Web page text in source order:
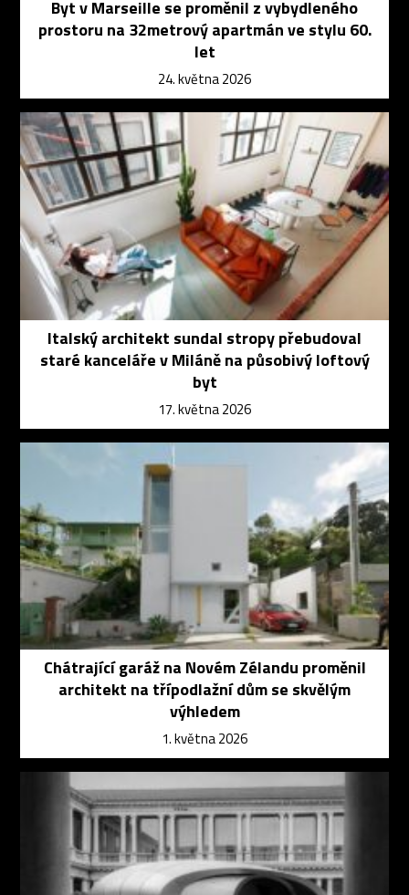
Byt v Marseille se proměnil z vybydleného
prostoru na 32metrový apartmán ve stylu 60.
let
24. května 2026
Italský architekt sundal stropy přebudoval
staré kanceláře v Miláně na působivý loftový
byt
17. května 2026
Chátrající garáž na Novém Zélandu proměnil
architekt na třípodlažní dům se skvělým
výhledem
1. května 2026